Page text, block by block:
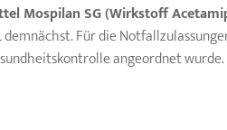
Mospilan SG (Wirkstoff
Für die
angeordnet wurde.